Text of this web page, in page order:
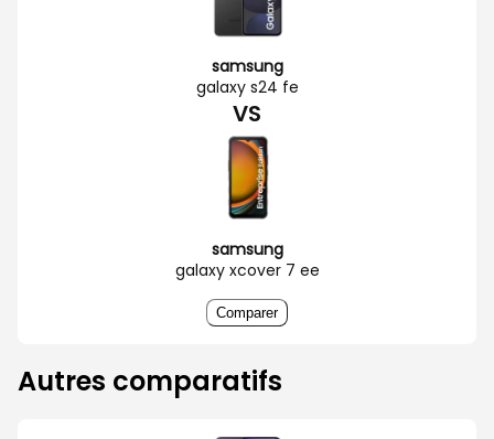
samsung
galaxy s24 fe
VS
samsung
galaxy xcover 7 ee
Comparer
Autres comparatifs